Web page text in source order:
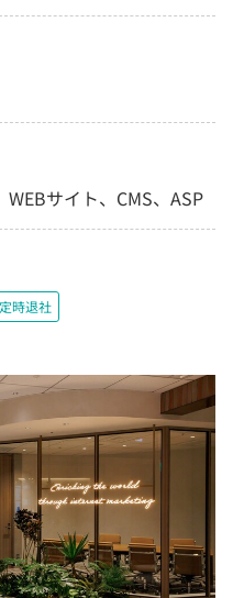
サイト、CMS、ASP
時退社